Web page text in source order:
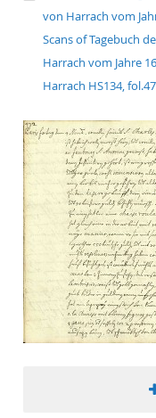
von Harrach vom
Scans of Tagebuch
Harrach vom Jahre
Harrach HS134,